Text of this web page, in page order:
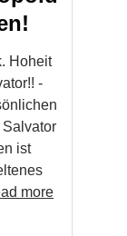
Hoheit
-
ist
more